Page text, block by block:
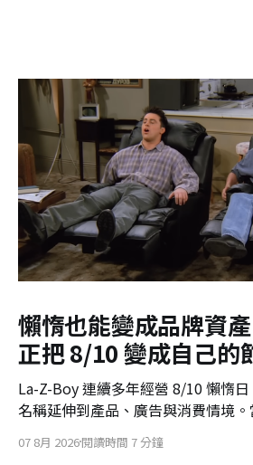
懶惰也能變成品牌資
正把 8/10 變成自己的
La-Z-Boy 連續多年經營 8/10 懶惰
名稱延伸到產品、廣告與消費情境
重複經營，一個原本無厘頭的社群節
自己的品牌資產。
07 8月 2026閱讀時間 7 分鐘